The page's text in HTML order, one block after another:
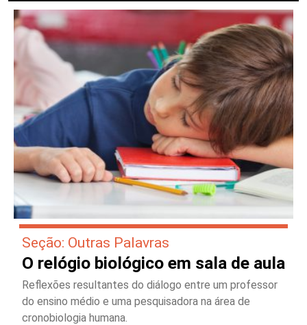
Seção: Outras Palavras
O relógio biológico em sala de aula
Reflexões resultantes do diálogo entre um professor
do ensino médio e uma pesquisadora na área de
cronobiologia humana.